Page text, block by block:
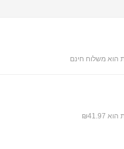
הוא משלוח חינם